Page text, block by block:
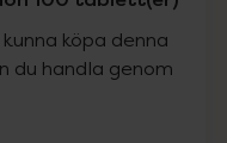
köpa denna
du handla genom